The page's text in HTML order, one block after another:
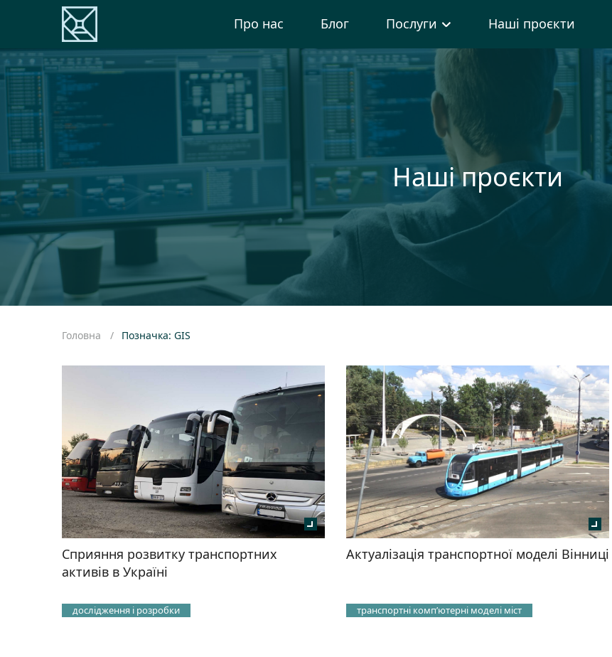
Про нас Блог Послуги Наші проєкти
Наші проєкти
Головна Позначка: GIS
Сприяння розвитку транспортних
активів в Україні
дослідження і розробки
Актуалізація транспортної моделі Вінниці
транспортні компʼютерні моделі міст